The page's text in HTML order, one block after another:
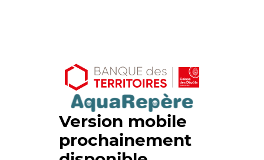
Version mobile
prochainement